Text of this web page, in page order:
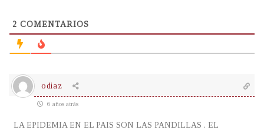
2 COMENTARIOS
odiaz
6 años atrás
LA EPIDEMIA EN EL PAIS SON LAS PANDILLAS . EL